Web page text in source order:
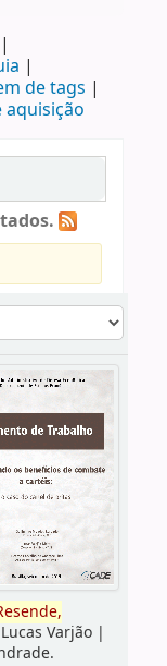
de tags
aquisição
Varjão|